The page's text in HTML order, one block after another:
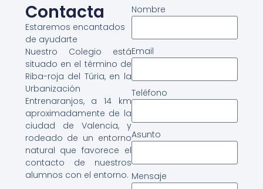
Contacta
Estaremos encantados
de ayudarte
Nuestro Colegio está
situado en el término de
Riba-roja del Túria, en la
Urbanización
Entrenaranjos, a 14 km
aproximadamente de la
ciudad de Valencia, y
rodeado de un entorno
natural que favorece el
contacto de nuestros
alumnos con el entorno.
Nombre
Email
Teléfono
Asunto
Mensaje